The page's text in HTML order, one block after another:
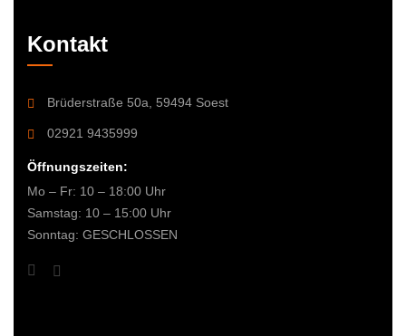
Kontakt
Brüderstraße 50a, 59494 Soest
02921 9435999
Öffnungszeiten:
Mo – Fr: 10 – 18:00 Uhr
Samstag: 10 – 15:00 Uhr
Sonntag: GESCHLOSSEN